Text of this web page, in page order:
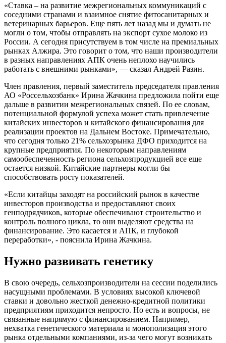
«Ставка – на развитие межрегиональных коммуникаций с
соседними странами и взаимное снятие фитосанитарных и
ветеринарных барьеров. Еще пять лет назад мы и думать не
могли о том, чтобы отправлять на экспорт сухое молоко из
России. А сегодня присутствуем в том числе на премиальных
рынках Алжира. Это говорит о том, что наши производители
в разных направлениях АПК очень неплохо научились
работать с внешними рынками», — сказал Андрей Разин.
Член правления, первый заместитель председателя правления
АО «Россельхозбанк» Ирина Жачкина предложила пойти еще
дальше в развитии межрегиональных связей. По ее словам,
потенциальной формулой успеха может стать привлечение
китайских инвесторов и китайского финансирования для
реализации проектов на Дальнем Востоке. Примечательно,
что сегодня только 21% сельхозрынка ДФО приходится на
крупные предприятия. По некоторым направлениям
самообеспеченность региона сельхозпродукцией все еще
остается низкой. Китайские партнеры могли бы
способствовать росту показателей.
«Если китайцы заходят на российский рынок в качестве
инвесторов производства и предоставляют своих
генподрядчиков, которые обеспечивают строительство и
контроль полного цикла, то они выделяют средства на
финансирование. Это касается и АПК, и глубокой
переработки», - пояснила Ирина Жачкина.
Нужно развивать генетику
В свою очередь, сельхозпроизводители на сессии поделились
насущными проблемами. В условиях высокой ключевой
ставки и довольно жесткой денежно-кредитной политики
предприятиям приходится непросто. Но есть и вопросы, не
связанные напрямую с финансированием. Например,
нехватка генетического материала и монополизация этого
рынка отдельными компаниями, из-за чего могут возникать